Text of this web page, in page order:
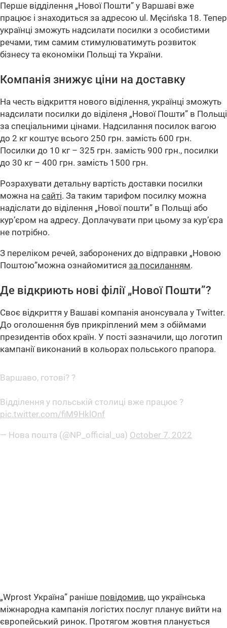
Перше відділення „Нової Пошти” у Варшаві вже
працює і знаходиться за адресою ul. Męcińska 18. Тепер
українці зможуть надсилати посилки з особистими
речами, тим самим стимулюватимуть розвиток
бізнесу та економіки Польщі та України.
Компанія знижує ціни на доставку
На честь відкриття нового віділення, українці зможуть
надсилати посилки до віділеня „Нової Пошти” в Польщі
за спеціальними цінами. Надсилання посилок вагою
до 2 кг коштує всього 250 грн. замість 600 грн.
Посилки до 10 кг – 325 грн. замість 900 грн., посилки
до 30 кг – 400 грн. замість 1500 грн.
Розрахувати детальну вартість доставки посилки
можна на сайті. За таким тарифом посилку можна
надіслати до віділення „Нової пошти” в Польщі або
кур’єром на адресу. Доплачувати при цьому за кур’єра
не потрібно.
З переліком речей, заборонених до відправки „Новою
Поштою”можна ознайомитися за посиланням.
Де відкриють нові філії „Нової Пошти”?
Своє відкриття у Вашаві компанія анонсувала у Twitter.
До оголошення був прикріплений мем з обіймами
президентів обох країн. У пості зазначили, що логотип
кампанії виконаний в кольорах польського прапора.
Варшаво, готові? ?
Відділення у польській столиці вже працює ?
pic.twitter.com/fiM9HklOnf
— Нова пошта (@NP_official_ua) October 7, 2022
„Wprost Україна” раніше повідомив, що українська
міжнародна кампанія логістих послуг планує вийти на
європейський ринок. Протягом жовтня планується